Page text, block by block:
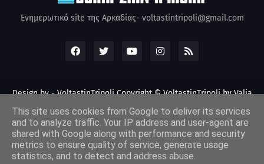
Ενημερωτικό site της Αρκαδίας- voltastintripoli@gmail.com
Design by -VoltastinTripoliCopyright © VoltastinTripoli by Valia
This site uses cookies from Google to deliver its services
and to analyze traffic. Your IP address and user-agent are
shared with Google along with performance and security
metrics to ensure quality of service, generate usage
statistics, and to detect and address abuse.